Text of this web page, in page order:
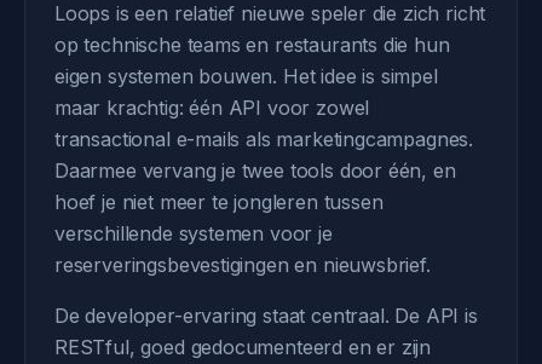
Loops is een relatief nieuwe speler die zich richt
op technische teams en restaurants die hun
eigen systemen bouwen. Het idee is simpel
maar krachtig: één API voor zowel
transactional e-mails als marketingcampagnes.
Daarmee vervang je twee tools door één, en
hoef je niet meer te jongleren tussen
verschillende systemen voor je
reserveringsbevestigingen en nieuwsbrief.
De developer-ervaring staat centraal. De API is
RESTful, goed gedocumenteerd en er zijn